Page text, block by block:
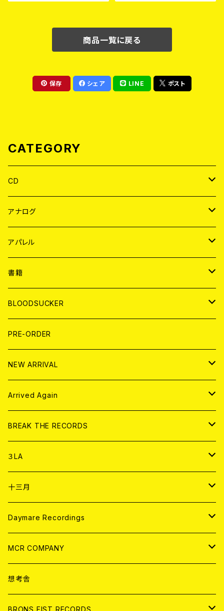
商品一覧に戻る
保存 シェア LINE ポスト
CATEGORY
CD
JAPAN
WORLD
アナログ
JAPAN
７EP
LP
WORLD
7EP
LP
アパレル
JAPAN
T-shirt
HOOD
WORLD
T-shirt
HOOD
書籍
MAGAZINE
BOLLOCKS
EL ZINE
写真集 (PHOTOBOOK)
BLOODSUCKER
CD
アナログ
アパレル
書籍
DIGITAL CONTENTS
PRE-ORDER
NEW ARRIVAL
CD
アナログ
Arrived Again
CD
アナログ
BREAK THE RECORDS
CD
ANALOG
アパレル
３LA
CD
ANALOG
十三月
CD
ANALOG
Daymare Recordings
CD
ANALOG
MCR COMPANY
CD
アパレル
想考舎
BRONS FIST RECORDS